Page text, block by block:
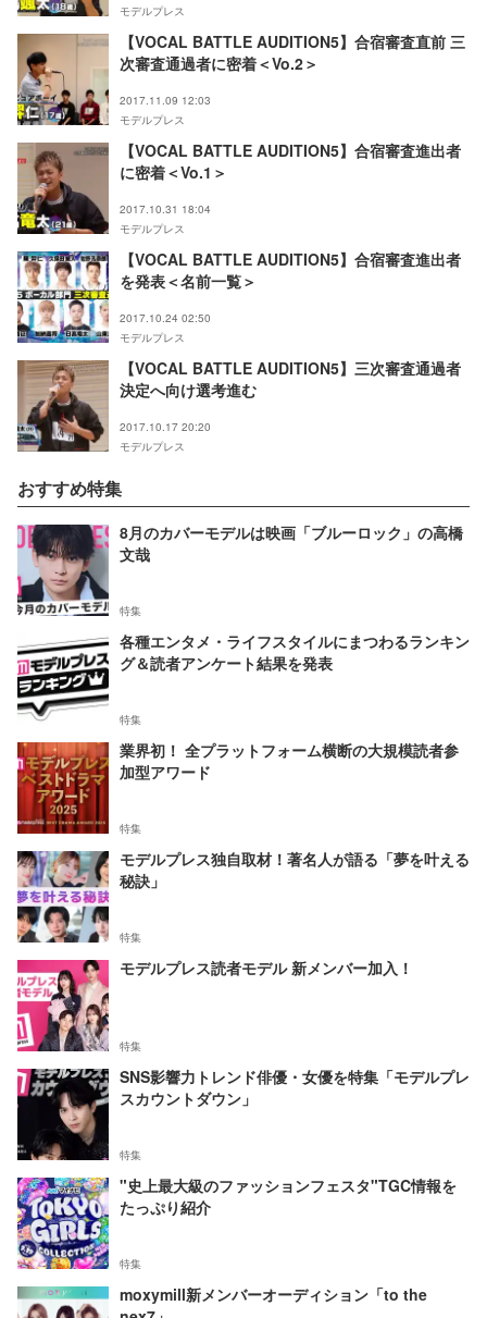
モデルプレス
【VOCAL BATTLE AUDITION5】合宿審査直前 三
次審査通過者に密着＜Vo.2＞
2017.11.09 12:03
モデルプレス
【VOCAL BATTLE AUDITION5】合宿審査進出者
に密着＜Vo.1＞
2017.10.31 18:04
モデルプレス
【VOCAL BATTLE AUDITION5】合宿審査進出者
を発表＜名前一覧＞
2017.10.24 02:50
モデルプレス
【VOCAL BATTLE AUDITION5】三次審査通過者
決定へ向け選考進む
2017.10.17 20:20
モデルプレス
おすすめ特集
8月のカバーモデルは映画「ブルーロック」の高橋
文哉
特集
各種エンタメ・ライフスタイルにまつわるランキン
グ＆読者アンケート結果を発表
特集
業界初！ 全プラットフォーム横断の大規模読者参
加型アワード
特集
モデルプレス独自取材！著名人が語る「夢を叶える
秘訣」
特集
モデルプレス読者モデル 新メンバー加入！
特集
SNS影響力トレンド俳優・女優を特集「モデルプレ
スカウントダウン」
特集
"史上最大級のファッションフェスタ"TGC情報を
たっぷり紹介
特集
moxymill新メンバーオーディション「to the